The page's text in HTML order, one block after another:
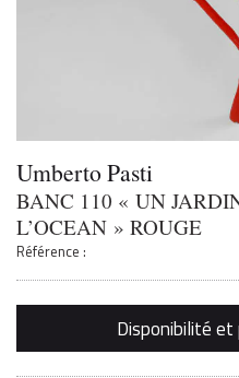
Umberto Pasti
BANC 110 « UN
L’OCEAN » ROUGE
Référence :
Disponibilité et